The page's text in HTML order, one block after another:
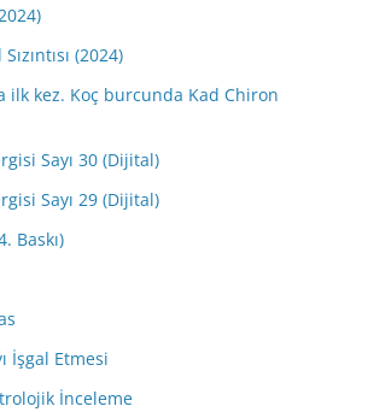
(2024)
ilk kez. Koç burcunda Kad Chiron
Sayı 30 (Dijital)
Sayı 29 (Dijital)
Baskı)
İşgal Etmesi
İnceleme